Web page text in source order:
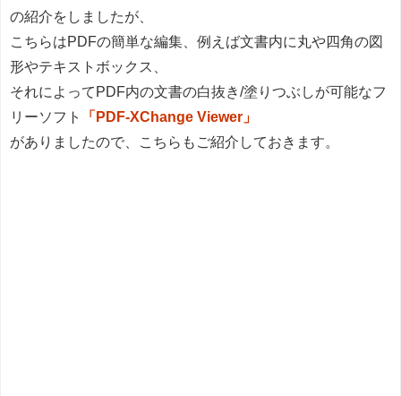
の紹介をしましたが、
こちらはPDFの簡単な編集、例えば文書内に丸や四角の図
形やテキストボックス、
それによってPDF内の文書の白抜き/塗りつぶしが可能なフ
リーソフト
「PDF-XChange Viewer」
がありましたので、こちらもご紹介しておきます。